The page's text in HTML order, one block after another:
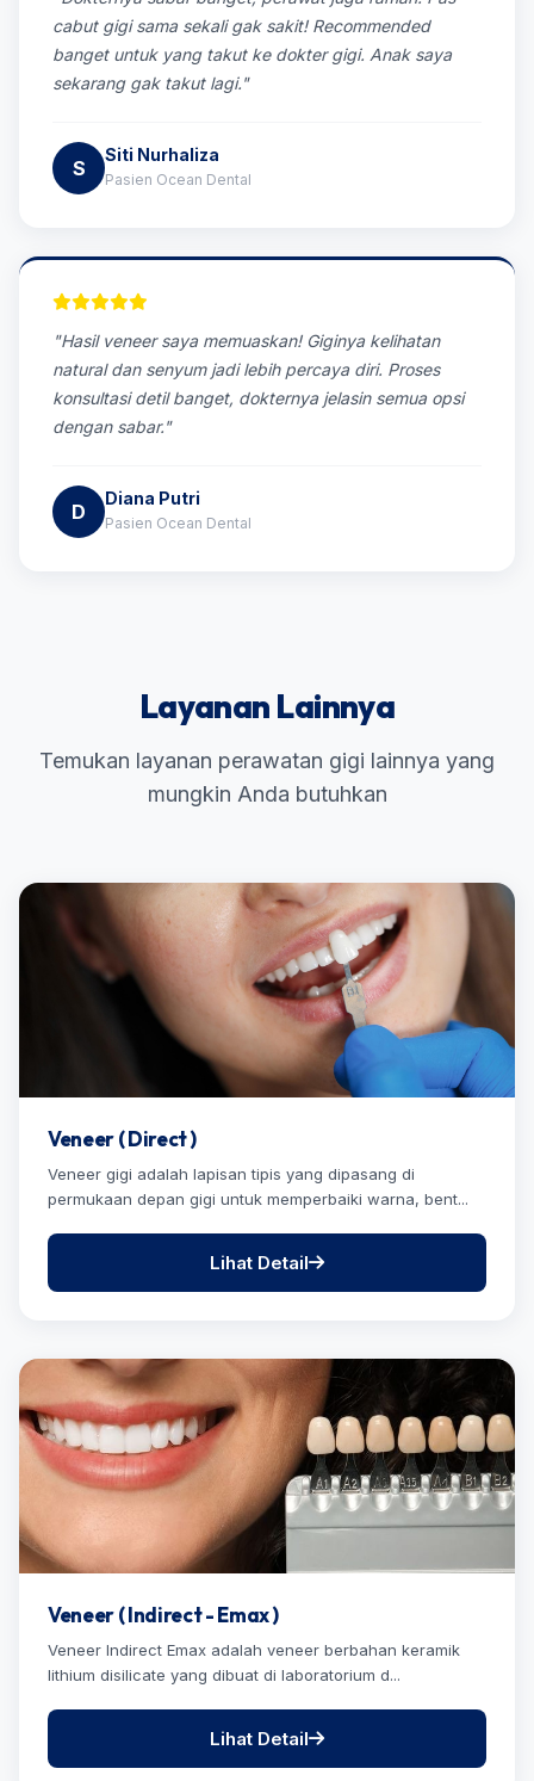
cabut gigi sama sekali gak sakit! Recommended
banget untuk yang takut ke dokter gigi. Anak saya
sekarang gak takut lagi."
S
Siti Nurhaliza
Pasien Ocean Dental
"Hasil veneer saya memuaskan! Giginya kelihatan
natural dan senyum jadi lebih percaya diri. Proses
konsultasi detil banget, dokternya jelasin semua opsi
dengan sabar."
D
Diana Putri
Pasien Ocean Dental
Layanan Lainnya
Temukan layanan perawatan gigi lainnya yang
mungkin Anda butuhkan
Veneer ( Direct )
Veneer gigi adalah lapisan tipis yang dipasang di
permukaan depan gigi untuk memperbaiki warna, bent...
Lihat Detail
Veneer ( Indirect - Emax )
Veneer Indirect Emax adalah veneer berbahan keramik
lithium disilicate yang dibuat di laboratorium d...
Lihat Detail